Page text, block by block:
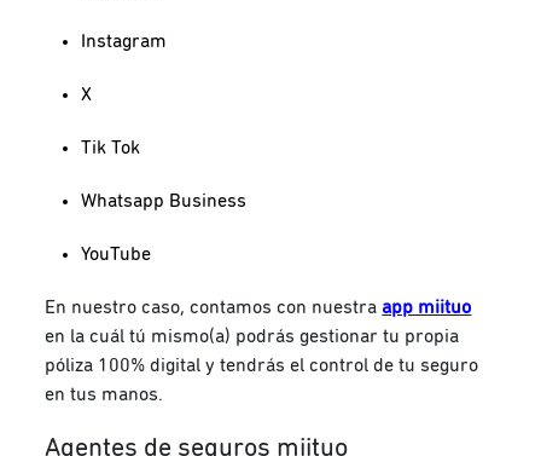
Instagram
X
Tik Tok
Whatsapp Business
YouTube
En nuestro caso, contamos con nuestra app miituo
en la cuál tú mismo(a) podrás gestionar tu propia
póliza 100% digital y tendrás el control de tu seguro
en tus manos.
Agentes de seguros miituo